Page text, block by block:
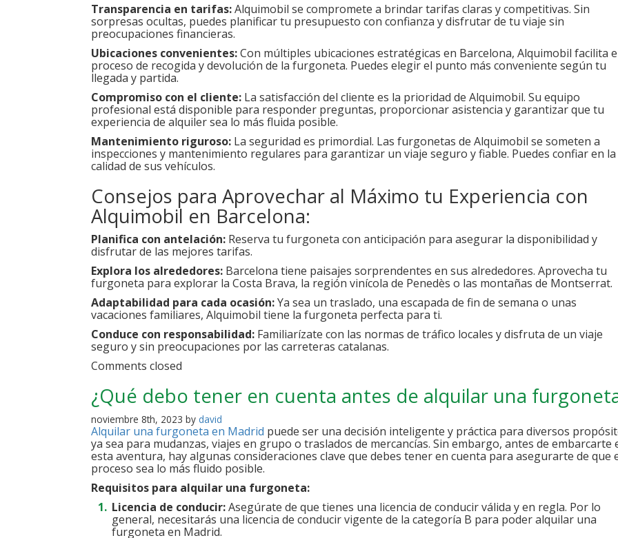
Transparencia en tarifas:Alquimobil se compromete a brindar tarifas claras y competitivas. Sin
sorpresas ocultas, puedes planificar tu presupuesto con confianza y disfrutar de tu viaje sin
preocupaciones financieras.
Ubicaciones convenientes:Con múltiples ubicaciones estratégicas en Barcelona, Alquimobil facilita
proceso de recogida y devolución de la furgoneta. Puedes elegir el punto más conveniente según tu
llegada y partida.
Compromiso con el cliente: La satisfacción del cliente es la prioridad de Alquimobil. Su equipo
profesional está disponible para responder preguntas, proporcionar asistencia y garantizar que tu
experiencia de alquiler sea lo más fluida posible.
Mantenimiento riguroso: La seguridad es primordial. Las furgonetas de Alquimobil se someten a
inspecciones y mantenimiento regulares para garantizar un viaje seguro y fiable. Puedes confiar en la
calidad de sus vehículos.
Consejos para Aprovechar al Máximo tu Experiencia con
Alquimobil en Barcelona:
Planifica con antelación: Reserva tu furgoneta con anticipación para asegurar la disponibilidad y
disfrutar de las mejores tarifas.
Explora los alrededores: Barcelona tiene paisajes sorprendentes en sus alrededores. Aprovecha tu
furgoneta para explorar la Costa Brava, la región vinícola de Penedès o las montañas de Montserrat.
Adaptabilidad para cada ocasión:Ya sea un traslado, una escapada de fin de semana o unas
vacaciones familiares, Alquimobil tiene la furgoneta perfecta para ti.
Conduce con responsabilidad: Familiarízate con las normas de tráfico locales y disfruta de un viaje
seguro y sin preocupaciones por las carreteras catalanas.
Comments closed
¿Qué debo tener en cuenta antes de alquilar una
noviembre 8th, 2023 by david
Alquilar una furgoneta en Madrid puede ser una decisión inteligente y práctica para diversos
ya sea para mudanzas, viajes en grupo o traslados de mercancías. Sin embargo, antes de embarcarte
esta aventura, hay algunas consideraciones clave que debes tener en cuenta para asegurarte de que
proceso sea lo más fluido posible.
Requisitos para alquilar una furgoneta:
Licencia de conducir:Asegúrate de que tienes una licencia de conducir válida y en regla. Por lo
general, necesitarás una licencia de conducir vigente de la categoría B para poder alquilar una
furgoneta en Madrid.